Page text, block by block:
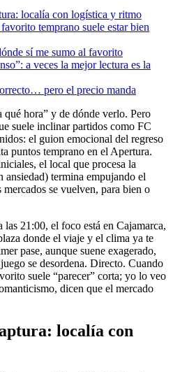
localía con logística y ritmo
temprano suele estar bien
sí me sumo al favorito
a veces la mejor lectura es la
pero el precio manda
qué hora” y de dónde verlo. Pero
suele inclinar partidos como FC
el guion emocional del regreso
puntos temprano en el Apertura.
el local que procesa la
ansiedad) termina empujando el
se vuelven, para bien o
las 21:00, el foco está en Cajamarca,
donde el viaje y el clima ya te
pase, aunque suene exagerado,
se desordena. Directo. Cuando
suele “parecer” corta; yo lo veo
dicen que el mercado
localía con